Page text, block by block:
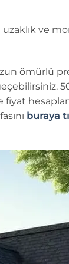
ve
ömürlü
fiyat
buraya